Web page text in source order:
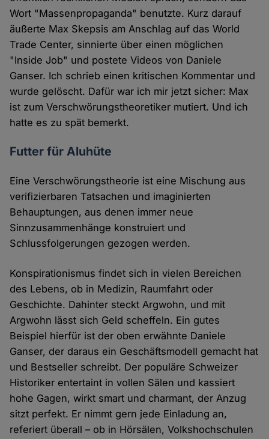
Wort "Massenpropaganda" benutzte. Kurz darauf
äußerte Max Skepsis am Anschlag auf das World
Trade Center, sinnierte über einen möglichen
"Inside Job" und postete Videos von Daniele
Ganser. Ich schrieb einen kritischen Kommentar und
wurde gelöscht. Dafür war ich mir jetzt sicher: Max
ist zum Verschwörungstheoretiker mutiert. Und ich
hatte es zu spät bemerkt.
Futter für Aluhüte
Eine Verschwörungstheorie ist eine Mischung aus
verifizierbaren Tatsachen und imaginierten
Behauptungen, aus denen immer neue
Sinnzusammenhänge konstruiert und
Schlussfolgerungen gezogen werden.
Konspirationismus findet sich in vielen Bereichen
des Lebens, ob in Medizin, Raumfahrt oder
Geschichte. Dahinter steckt Argwohn, und mit
Argwohn lässt sich Geld scheffeln. Ein gutes
Beispiel hierfür ist der oben erwähnte Daniele
Ganser, der daraus ein Geschäftsmodell gemacht hat
und Bestseller schreibt. Der populäre Schweizer
Historiker entertaint in vollen Sälen und kassiert
hohe Gagen, wirkt smart und charmant, der Anzug
sitzt perfekt. Er nimmt gern jede Einladung an,
referiert überall – ob in Hörsälen, Volkshochschulen